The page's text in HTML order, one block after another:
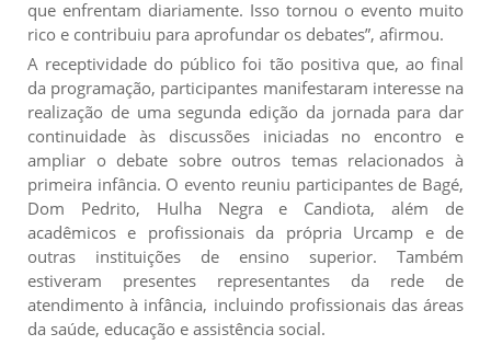
que enfrentam diariamente. Isso tornou o evento muito
rico e contribuiu para aprofundar os debates”, afirmou.
A receptividade do público foi tão positiva que, ao final
da programação, participantes manifestaram interesse na
realização de uma segunda edição da jornada para dar
continuidade às discussões iniciadas no encontro e
ampliar o debate sobre outros temas relacionados à
primeira infância. O evento reuniu participantes de Bagé,
Dom Pedrito, Hulha Negra e Candiota, além de
acadêmicos e profissionais da própria Urcamp e de
outras instituições de ensino superior. Também
estiveram presentes representantes da rede de
atendimento à infância, incluindo profissionais das áreas
da saúde, educação e assistência social.